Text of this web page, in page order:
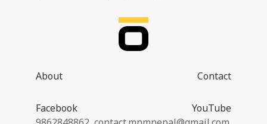
About Contact
Facebook
YouTube